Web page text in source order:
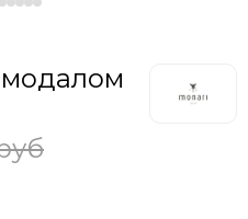
модалом